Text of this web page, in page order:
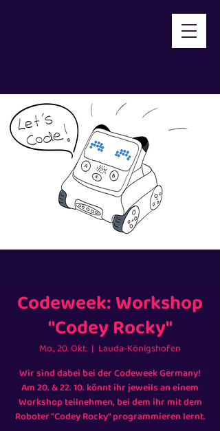
Codeweek: Workshop
"Codey Rocky"
Mo., 20. Okt.
  |
Lauda-Königshofen
Wir sind dabei bei der Codeweek Germany!
Am 20. & 22. 10. könnt ihr jeweils an einem
Workshop teilnehmen, bei dem ihr mit dem
Roboter "Codey Rocky" programmieren lernt.